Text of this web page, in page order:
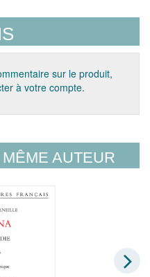
sur le produit,
à votre compte.
AUTEUR